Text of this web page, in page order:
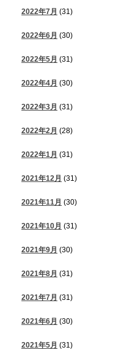
2022年7月 (31)
2022年6月 (30)
2022年5月 (31)
2022年4月 (30)
2022年3月 (31)
2022年2月 (28)
2022年1月 (31)
2021年12月 (31)
2021年11月 (30)
2021年10月 (31)
2021年9月 (30)
2021年8月 (31)
2021年7月 (31)
2021年6月 (30)
2021年5月 (31)